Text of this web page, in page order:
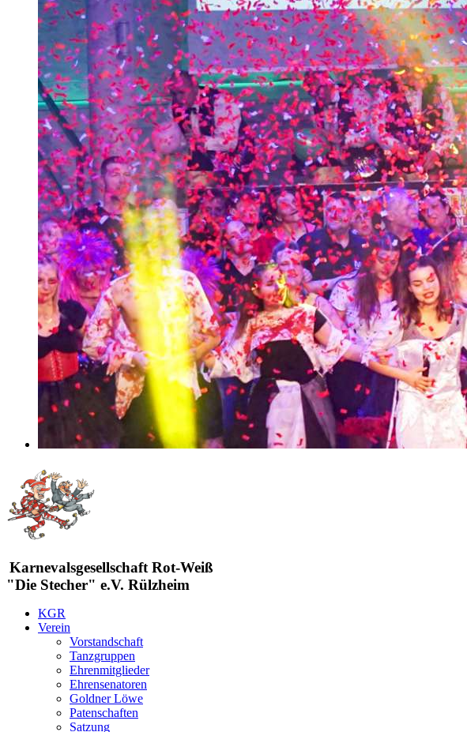
Karnevalsgesellschaft Rot-Weiß
"Die Stecher" e.V. Rülzheim
KGR
Verein
Vorstandschaft
Tanzgruppen
Ehrenmitglieder
Ehrensenatoren
Goldner Löwe
Patenschaften
Satzung